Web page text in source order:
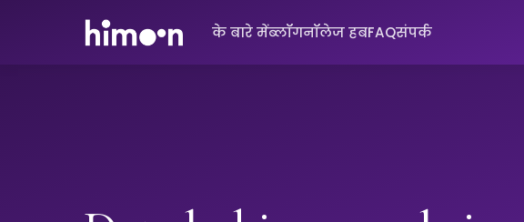
के बारे मेंब्लॉगनॉलेज हबFAQसंपर्क